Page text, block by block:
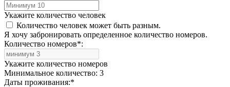
Укажите количество человек
Количество человек может быть разным.
Я хочу забронировать определенное количество номеров.
Количество номеров*:
Укажите количество номеров
Минимальное количество: 3
Даты проживания:*